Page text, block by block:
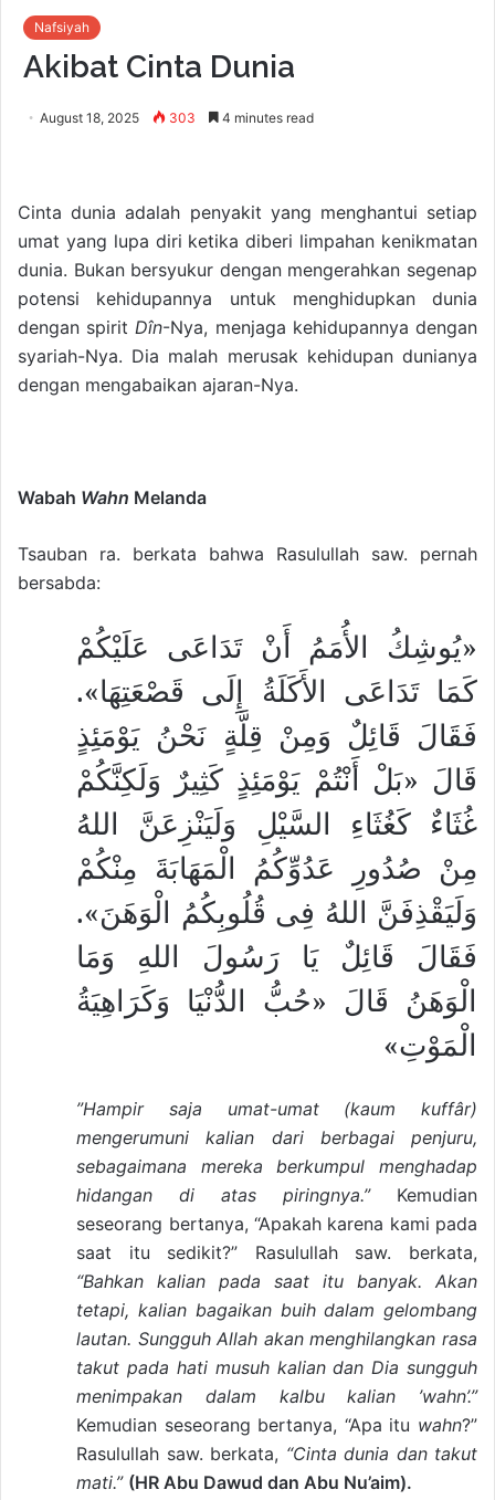
Nafsiyah
Akibat Cinta Dunia
August 18, 2025 303 4 minutes read
Cinta dunia adalah penyakit yang menghantui setiap
umat yang lupa diri ketika diberi limpahan kenikmatan
dunia. Bukan bersyukur dengan mengerahkan segenap
potensi kehidupannya untuk menghidupkan dunia
dengan spiritDîn-Nya, menjaga kehidupannya dengan
syariah-Nya. Dia malah merusak kehidupan dunianya
dengan mengabaikan ajaran-Nya.
Wabah Wahn Melanda
Tsauban ra. berkata bahwa Rasulullah saw. pernah
bersabda:
«يُوشِكُ الأُمَمُ أَنْ تَدَاعَى عَلَيْكُمْ
كَمَا تَدَاعَى الأَكَلَةُ إِلَى قَصْعَتِهَا».
فَقَالَ قَائِلٌ وَمِنْ قِلَّةٍ نَحْنُ يَوْمَئِذٍ
قَالَ «بَلْ أَنْتُمْ يَوْمَئِذٍ كَثِيرٌ وَلَكِنَّكُمْ
غُثَاءٌ كَغُثَاءِ السَّيْلِ وَلَيَنْزِعَنَّ اللهُ
مِنْ صُدُورِ عَدُوِّكُمُ الْمَهَابَةَ مِنْكُمْ
وَلَيَقْذِفَنَّ اللهُ فِى قُلُوبِكُمُ الْوَهَنَ».
فَقَالَ قَائِلٌ يَا رَسُولَ اللهِ وَمَا
الْوَهَنُ قَالَ «حُبُّ الدُّنْيَا وَكَرَاهِيَةُ
الْمَوْتِ»
”Hampir saja umat-umat (kaum kuffâr)
mengerumuni kalian dari berbagai penjuru,
sebagaimana mereka berkumpul menghadap
hidangan di atas piringnya.”Kemudian
seseorang bertanya, “Apakah karena kami pada
saat itu sedikit?” Rasulullah saw. berkata,
“Bahkan kalian pada saat itu banyak. Akan
tetapi, kalian bagaikan buih dalam gelombang
lautan. Sungguh Allah akan menghilangkan rasa
takut pada hati musuh kalian dan Dia sungguh
menimpakan dalam kalbu kalian ’wahn’.”
Kemudian seseorang bertanya, “Apa itu wahn?”
Rasulullah saw. berkata, “Cinta dunia dan takut
mati.” (HR Abu Dawud dan Abu Nu’aim).